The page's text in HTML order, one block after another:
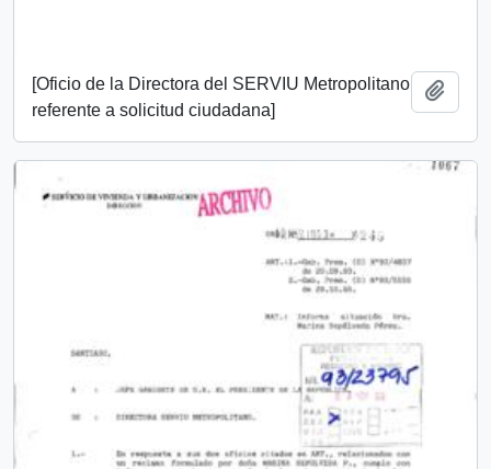
[Oficio de la Directora del SERVIU Metropolitano
referente a solicitud ciudadana]